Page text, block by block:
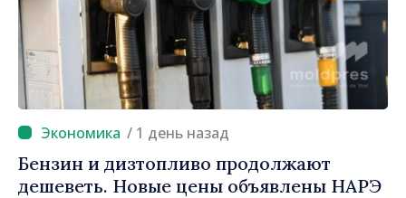
/ 1 день назад
Бензин и дизтопливо продолжают
дешеветь. Новые цены объявлены НАРЭ